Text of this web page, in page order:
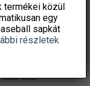
Mini Puffi
termékei közül
egy
sapkát
részletek